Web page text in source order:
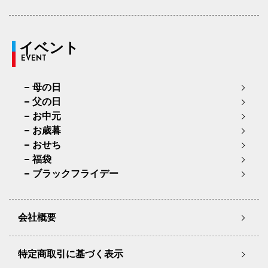
イベント
EVENT
母の日
父の日
お中元
お歳暮
おせち
福袋
ブラックフライデー
会社概要
特定商取引に基づく表示